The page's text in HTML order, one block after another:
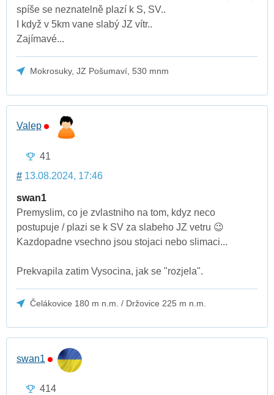
spíše se neznatelně plazí k S, SV..
I když v 5km vane slabý JZ vítr..
Zajímavé...
Mokrosuky, JZ Pošumaví, 530 mnm
Valep
41
# 13.08.2024, 17:46
swan1
Premyslim, co je zvlastniho na tom, kdyz neco
postupuje / plazi se k SV za slabeho JZ vetru 😉
Kazdopadne vsechno jsou stojaci nebo slimaci...
Prekvapila zatim Vysocina, jak se "rozjela".
Čelákovice 180 m n.m. / Držovice 225 m n.m.
swan1
414